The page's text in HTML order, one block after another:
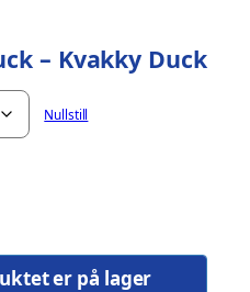
– Kvakky Duck
Nullstill
er på lager